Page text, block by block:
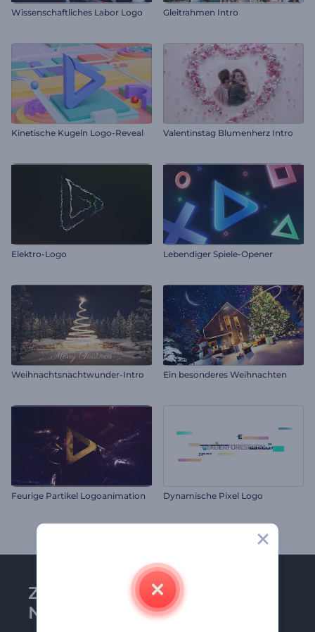
Wissenschaftliches Labor Logo Gleitrahmen Intro
Kinetische Kugeln Logo-Reveal Valentinstag Blumenherz Intro
Elektro-Logo Lebendiger Spiele-Opener
Weihnachtsnachtwunder-Intro Ein besonderes Weihnachten
Feurige Partikel Logoanimation Dynamische Pixel Logo
Zu Renderforest-
Newsletter anmelden